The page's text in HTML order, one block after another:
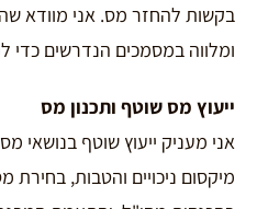
בקשות להחזר מס. אני מוודא
ומלווה במסמכים הנדרשים
ייעוץ מס שוטף ותכנון מס
אני מעניק ייעוץ שוטף בנושאי
מיקסום ניכויים והטבות, בחירת